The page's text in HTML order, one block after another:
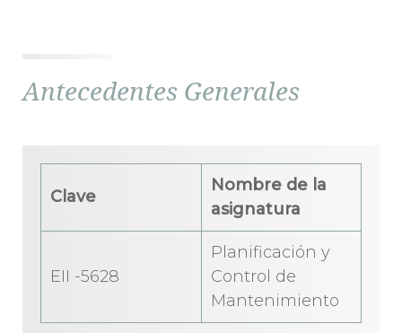
Antecedentes Generales
Clave
Nombre de la
asignatura
EII -5628
Planificación y
Control de
Mantenimiento